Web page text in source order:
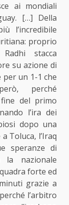
ai mondiali
[…] Della
l’incredibile
proprio
stacca
su azione di
per un 1-1 che
perché
del primo
l’ira dei
dopo una
Toluca, l’Iraq
speranze di
la nazionale
forte ed
grazie a
l’arbitro